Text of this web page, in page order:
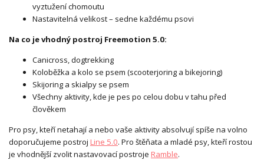
vyztužení chomoutu
Nastavitelná velikost – sedne každému psovi
Na co je vhodný postroj Freemotion 5.0:
Canicross, dogtrekking
Koloběžka a kolo se psem (scooterjoring a bikejoring)
Skijoring a skialpy se psem
Všechny aktivity, kde je pes po celou dobu v tahu před
člověkem
Pro psy, kteří netahají a nebo vaše aktivity absolvují spíše na volno
doporučujeme postroj Line 5.0. Pro štěňata a mladé psy, kteří rostou
je vhodnější zvolit nastavovací postroje Ramble.